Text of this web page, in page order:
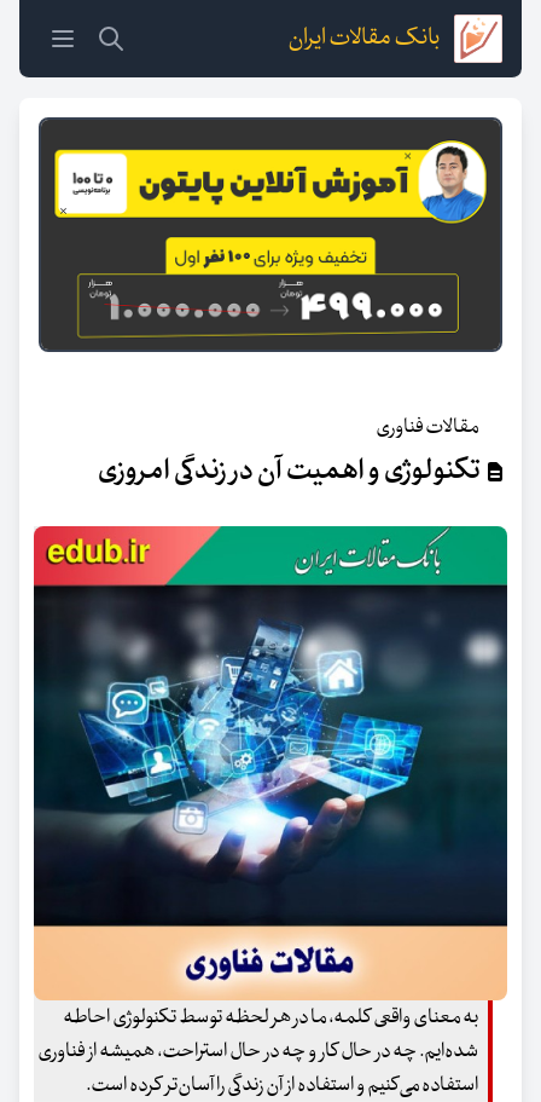
بانک مقالات ایران
مقالات فناوری
تکنولوژی و اهمیت آن در زندگی امروزی
به معنای واقعی کلمه، ما در هر لحظه توسط تکنولوژی احاطه
شده‌ایم. چه در حال کار و چه در حال استراحت، همیشه از فناوری
استفاده می‌کنیم و استفاده از آن زندگی را آسان‌تر کرده است.